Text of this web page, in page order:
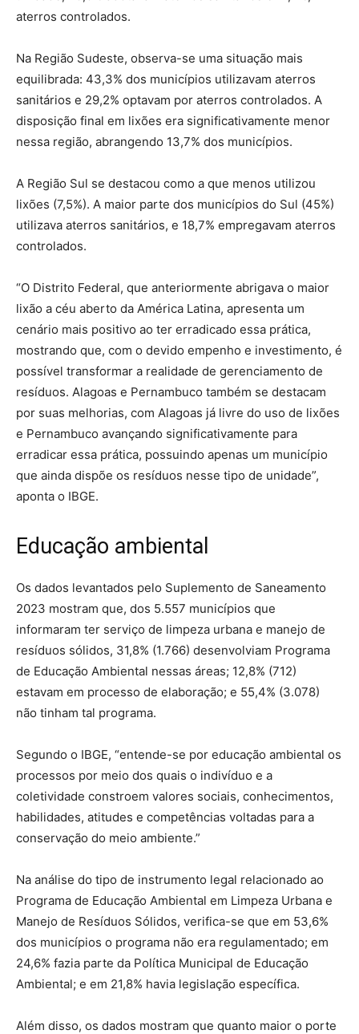
aterros controlados.
Na Região Sudeste, observa-se uma situação mais
equilibrada: 43,3% dos municípios utilizavam aterros
sanitários e 29,2% optavam por aterros controlados. A
disposição final em lixões era significativamente menor
nessa região, abrangendo 13,7% dos municípios.
A Região Sul se destacou como a que menos utilizou
lixões (7,5%). A maior parte dos municípios do Sul (45%)
utilizava aterros sanitários, e 18,7% empregavam aterros
controlados.
“O Distrito Federal, que anteriormente abrigava o maior
lixão a céu aberto da América Latina, apresenta um
cenário mais positivo ao ter erradicado essa prática,
mostrando que, com o devido empenho e investimento, é
possível transformar a realidade de gerenciamento de
resíduos. Alagoas e Pernambuco também se destacam
por suas melhorias, com Alagoas já livre do uso de lixões
e Pernambuco avançando significativamente para
erradicar essa prática, possuindo apenas um município
que ainda dispõe os resíduos nesse tipo de unidade”,
aponta o IBGE.
Educação ambiental
Os dados levantados pelo Suplemento de Saneamento
2023 mostram que, dos 5.557 municípios que
informaram ter serviço de limpeza urbana e manejo de
resíduos sólidos, 31,8% (1.766) desenvolviam Programa
de Educação Ambiental nessas áreas; 12,8% (712)
estavam em processo de elaboração; e 55,4% (3.078)
não tinham tal programa.
Segundo o IBGE, “entende-se por educação ambiental os
processos por meio dos quais o indivíduo e a
coletividade constroem valores sociais, conhecimentos,
habilidades, atitudes e competências voltadas para a
conservação do meio ambiente.”
Na análise do tipo de instrumento legal relacionado ao
Programa de Educação Ambiental em Limpeza Urbana e
Manejo de Resíduos Sólidos, verifica-se que em 53,6%
dos municípios o programa não era regulamentado; em
24,6% fazia parte da Política Municipal de Educação
Ambiental; e em 21,8% havia legislação específica.
Além disso, os dados mostram que quanto maior o porte